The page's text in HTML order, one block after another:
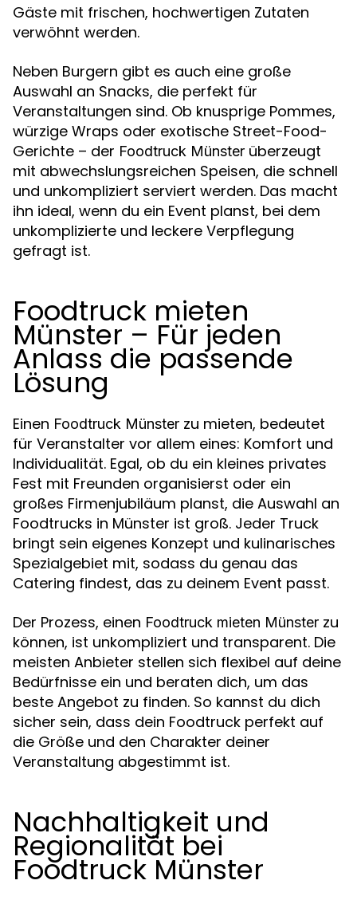
Gäste mit frischen, hochwertigen Zutaten
verwöhnt werden.
Neben Burgern gibt es auch eine große
Auswahl an Snacks, die perfekt für
Veranstaltungen sind. Ob knusprige Pommes,
würzige Wraps oder exotische Street-Food-
Gerichte – der Foodtruck Münster überzeugt
mit abwechslungsreichen Speisen, die schnell
und unkompliziert serviert werden. Das macht
ihn ideal, wenn du ein Event planst, bei dem
unkomplizierte und leckere Verpflegung
gefragt ist.
Foodtruck mieten
Münster – Für jeden
Anlass die passende
Lösung
Einen Foodtruck Münster zu mieten, bedeutet
für Veranstalter vor allem eines: Komfort und
Individualität. Egal, ob du ein kleines privates
Fest mit Freunden organisierst oder ein
großes Firmenjubiläum planst, die Auswahl an
Foodtrucks in Münster ist groß. Jeder Truck
bringt sein eigenes Konzept und kulinarisches
Spezialgebiet mit, sodass du genau das
Catering findest, das zu deinem Event passt.
Der Prozess, einen Foodtruck mieten Münster zu
können, ist unkompliziert und transparent. Die
meisten Anbieter stellen sich flexibel auf deine
Bedürfnisse ein und beraten dich, um das
beste Angebot zu finden. So kannst du dich
sicher sein, dass dein Foodtruck perfekt auf
die Größe und den Charakter deiner
Veranstaltung abgestimmt ist.
Nachhaltigkeit und
Regionalität bei
Foodtruck Münster